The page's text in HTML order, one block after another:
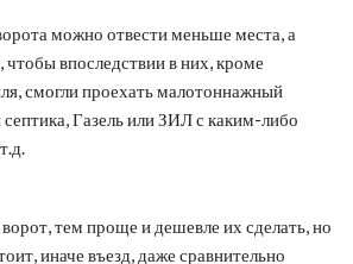
можно отвести меньше места, а
чтобы впоследствии в них, кроме
смогли проехать малотоннажный
септика, Газель или ЗИЛ с каким-либо
тем проще и дешевле их сделать, но
иначе въезд, даже сравнительно